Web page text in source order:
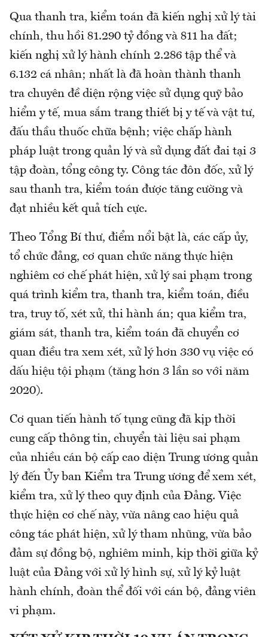
Qua thanh tra, kiểm toán đã kiến nghị xử lý tài
chính, thu hồi 81.290 tỷ đồng và 811 ha đất;
kiến nghị xử lý hành chính 2.286 tập thể và
6.132 cá nhân; nhất là đã hoàn thành thanh
tra chuyên đề diện rộng việc sử dụng quỹ bảo
hiểm y tế, mua sắm trang thiết bị y tế và vật tư,
đấu thầu thuốc chữa bệnh; việc chấp hành
pháp luật trong quản lý và sử dụng đất đai tại 3
tập đoàn, tổng công ty. Công tác đôn đốc, xử lý
sau thanh tra, kiểm toán được tăng cường và
đạt nhiều kết quả tích cực.
Theo Tổng Bí thư, điểm nổi bật là, các cấp ủy,
tổ chức đảng, cơ quan chức năng thực hiện
nghiêm cơ chế phát hiện, xử lý sai phạm trong
quá trình kiểm tra, thanh tra, kiểm toán, điều
tra, truy tố, xét xử, thi hành án; qua kiểm tra,
giám sát, thanh tra, kiểm toán đã chuyển cơ
quan điều tra xem xét, xử lý hơn 330 vụ việc có
dấu hiệu tội phạm (tăng hơn 3 lần so với năm
2020).
Cơ quan tiến hành tố tụng cũng đã kịp thời
cung cấp thông tin, chuyển tài liệu sai phạm
của nhiều cán bộ cấp cao diện Trung ương quản
lý đến Ủy ban Kiểm tra Trung ương để xem xét,
kiểm tra, xử lý theo quy định của Đảng. Việc
thực hiện cơ chế này, vừa nâng cao hiệu quả
công tác phát hiện, xử lý tham nhũng, vừa bảo
đảm sự đồng bộ, nghiêm minh, kịp thời giữa kỷ
luật của Đảng với xử lý hình sự, xử lý kỷ luật
hành chính, đoàn thể đối với cán bộ, đảng viên
vi phạm.